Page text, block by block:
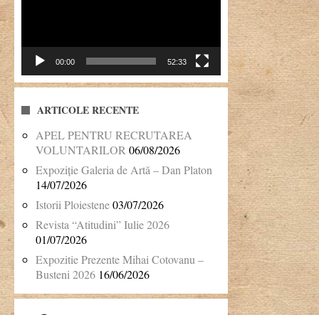
00:00 52:33
ARTICOLE RECENTE
APEL PENTRU RECRUTAREA
VOLUNTARILOR 06/08/2026
Expoziție Galeria de Artă – Dan Platon
14/07/2026
Istorii Ploiestene03/07/2026
Revista “Atitudini” Iulie 2026
01/07/2026
Expozitie Prezente Mihai Cotovanu –
Busteni 2026 16/06/2026